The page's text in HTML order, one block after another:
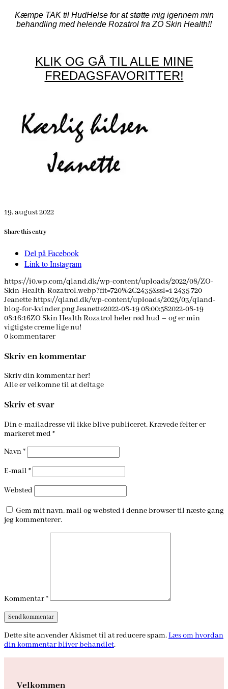
Kæmpe TAK til HudHelse for at støtte mig igennem min
behandling med helende Rozatrol fra ZO Skin Health!!
KLIK OG GÅ TIL ALLE MINE
FREDAGSFAVORITTER!
19. august 2022
Share this entry
Del på Facebook
Link to Instagram
https://i0.wp.com/qland.dk/wp-content/uploads/2022/08/ZO-
Skin-Health-Rozatrol.webp?fit=720%2C2435&ssl=1 2435720
Jeanettehttps://qland.dk/wp-content/uploads/2025/03/qland-
blog-for-kvinder.pngJeanette2022-08-19 08:00:582022-08-19
08:16:16ZO Skin Health Rozatrol heler rød hud – og er min
vigtigste creme lige nu!
0kommentarer
Skriv en kommentar
Skriv din kommentar her!
Alle er velkomne til at deltage
Skriv et svar
Din e-mailadresse vil ikke blive publiceret.Krævede felter er
markeret med *
Navn*
E-mail *
Websted
Gem mit navn, mail og websted i denne browser til næste gang
jeg kommenterer.
Kommentar*
Dette site anvender Akismet til at reducere spam.Læs om hvordan
din kommentar bliver behandlet.
Velkommen